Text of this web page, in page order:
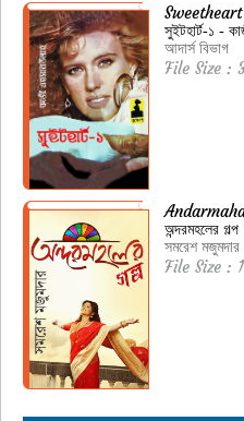
সুইটহার্ট-১ -
আদার্স বিভাগ
File Size :
অন্দরমহলের গল্প
সমরেশ মজুমদার
File Size :